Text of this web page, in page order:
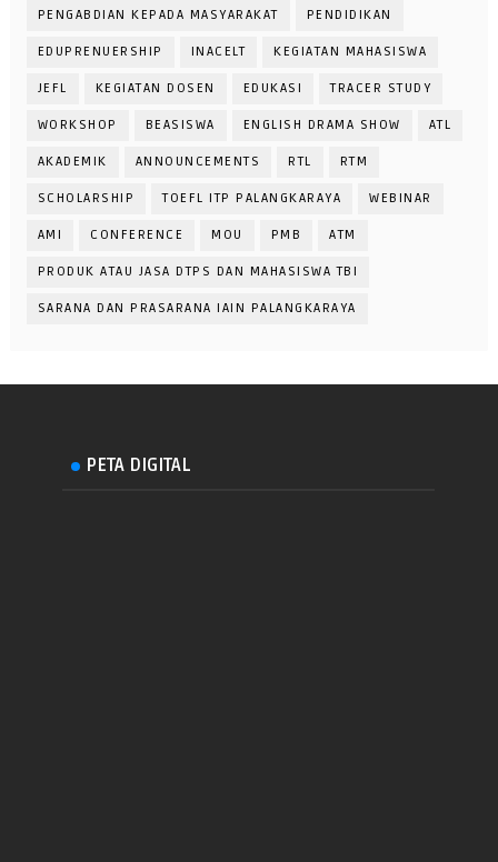
PENGABDIAN KEPADA MASYARAKAT PENDIDIKAN
EDUPRENUERSHIP INACELT KEGIATAN MAHASISWA
JEFL KEGIATAN DOSEN EDUKASI TRACER STUDY
WORKSHOP BEASISWA ENGLISH DRAMA SHOW ATL
AKADEMIK ANNOUNCEMENTS RTL RTM
SCHOLARSHIP TOEFL ITP PALANGKARAYA WEBINAR
AMI CONFERENCE MOU PMB ATM
PRODUK ATAU JASA DTPS DAN MAHASISWA TBI
SARANA DAN PRASARANA IAIN PALANGKARAYA
PETA DIGITAL